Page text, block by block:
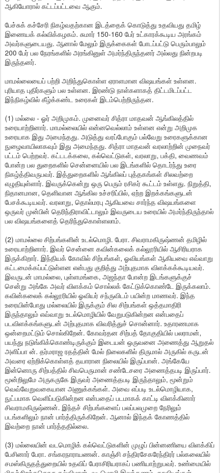
ஆகியோரால் கட்டப்பட்டவை ஆகும்.
பேச்சுக் கச்சேரி நிகழ்வதற்கான இடத்தைக் கொடுத்து உதவியது தமிழ்
இணையக் கல்விக்கழகம். சுமார் 150-160 பேர் உட்காரக்கூடிய அரங்கம்
அவர்களுடையது. ஆனால் மேலும் இருக்கைகள் போடப்பட்டு பெரும்பாலும்
200 பேர் பல நேரங்களில் அரங்கினுள் அமர்ந்திருந்தனர் அல்லது நின்றபடி
இருந்தனர்.
மாமல்லையைப் பற்றி அறிந்துகொள்ள ஏராளமான விஷயங்கள் உள்ளன.
புரியாத புதிர்களும் பல உள்ளன. இரண்டு நாள்களாகத் திட்டமிடப்பட்ட
இந்நிகழ்வில் கீழ்க்கண்ட உரைகள் இடம்பெற்றிருந்தன.
(1) மல்லை - ஓர் அறிமுகம். முனைவர் சித்ரா மாதவன் ஆங்கிலத்தில்
உரையாற்றினார். மாமல்லையில் என்னவெல்லாம் உள்ளன என்று அறிமுக
உரையாக இது அமைந்தது. அடுத்து வரப்போகும் பல்வேறு உரைகளுக்கான
நுழைவாயிலாகவும் இது அமைந்தது. சித்ரா மாதவன் வரலாற்றின் முநைவர்
பட்டம் பெற்றவர். கட்டடக்கலை, கல்வெட்டுகள், வரலாறு, பக்தி, வைணவம்
போன்ற பல துறைகளில் சென்னையில் பல இடங்களில் தொடர்ந்து உரை
நிகழ்த்திவருபவர். இத்துறைகளில் ஆங்கிலப் புத்தகங்கள் சிலவற்றை
எழுதியுள்ளார். இவருக்கென்று ஒரு பெரும் ரசிகர் கூட்டம் உள்ளது. நிறுத்தி,
நிதானமான, தெளிவான ஆங்கில உச்சரிப்பில், ஏற்ற இறக்கங்களுடன்
பேசக்கூடியவர். வரலாறு, தொல்மரபு ஆகியவை சார்ந்த விஷயங்களை
ஒருவர் முன்பின் தெரிந்திராவிட்டாலும் இவருடைய உரையில் அமர்ந்திருந்தால்
பல விஷயங்களைத் தெரிந்துகொள்ளலாம்.
(2) மாமல்லை சிற்பங்களின் உடல்மொழி. பேரா. சிவராமகிருஷ்ணன் தமிழில்
உரையாற்றினார். இவர் சென்னை கவின்கலைக் கல்லூரியில் ஆசிரியராக
இருக்கிறார். இந்தியக் கோவில் சிற்பங்கள், ஓவியங்கள் ஆகியவை எவ்வாறு
கட்டமைக்கப்பட்டுள்ளன என்பது குறித்து அற்புதமாக விளக்கக்கூடியவர்.
இவருடன் மாமல்லை, புள்ளமங்கை, அஜந்தா போன்ற இடங்களுக்குச்
சென்று அங்கே அவர் விளக்கம் சொல்லக் கேட்டுக்கொண்டே இருக்கலாம்.
கவின்கலைக் கல்லூரியில் ஓவியர் சந்ருவிடம் பயின்ற மாணவர். இந்த
உரையின்போது மல்லையில் இருக்கும் சில சிற்பங்கள் ஒத்தமாதிரி
இருந்தாலும் எவ்வாறு உடல்மொழியில் வேறுபடுகின்றன என்பதைப்
படவிளக்கங்களுடன் அற்புதமாக விவரித்துச் சொன்னார். உதாரணமாக
ஒன்றைமட்டும் சொல்கிறேன். கோவர்தன சிற்பத் தோகுதியில் பலராமன்,
பயந்து நடுங்கிக்கொண்டிருக்கும் இடையன் ஒருவனை அணைத்து ஆறுதல்
அளிப்பா ன். தர்மராஜ ரதத்தின் மேல் நிலைகளில் திருமால் அருகில் கருடன்
அவரை ஏற்றிக்கொள்ளத் தயாரான நிலையில் இருப்பான். அங்கேயே
இன்னொரு சிற்பத்தில் சிவபெருமான் சண்டேசரை அணைத்தபடி இருப்பார்.
மூன்றிலுமே அருகருகே இருவர் அணைத்தபடி இருந்தாலும், மூன்றும்
வெவ்வேறுவகையான அணுக்கங்கள். அவை எப்படி உடல்மொழியாக,
நுட்பமாக வெளிப்படுகின்றன என்பதைப் படமாகக் காட்டி விளக்கினார்
சிவராமகிருஷ்ணன். இந்தச் சிற்பங்களைப் பலப்பலமுறை நேரிலும்
படங்களிலும் நான் பார்த்திருக்கிறேன். ஆனால் இந்தக் கோணத்தில்
இவற்றை நான் பார்த்ததில்லை.
(3) மல்லையின் வடமொழிக் கல்வெட்டுகளின் முழுப் பின்னணியை விளக்கிப்
பேசினார் பேரா. சங்கரநாராயணன். காஞ்சி சந்திரசேகரேந்திரர் பல்கலையில்
சமஸ்கிருதத்துறையில் உதவிப் பேராசிரியராகப் பணியாற்றுபவர். உண்மையில்